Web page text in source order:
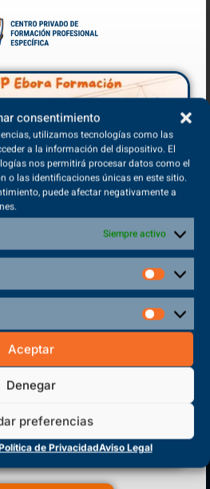
consentimiento
utilizamos tecnologías como las
a la información del dispositivo. El
nos permitirá procesar datos como el
o las identificaciones únicas en este sitio.
puede afectar negativamente a
Siempre activo
Aceptar
Denegar
preferencias
de PrivacidadAviso Legal
una profesión, apréndela
Tu futuro real empieza en
Formación.
de Grado Medio
Superior
Presencial
a Distancia